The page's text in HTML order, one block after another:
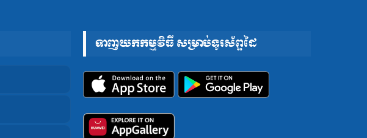
ទាញយកកម្មវិធី សម្រាប់ទូរស័ព្ទដៃ